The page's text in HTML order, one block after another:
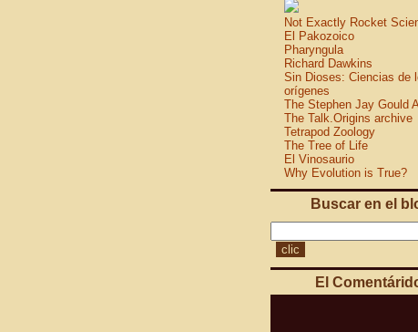
Not Exactly Rocket
El Pakozoico
Pharyngula
Richard Dawkins
Sin Dioses: Ciencias de
orígenes
The Stephen Jay Gould
The Talk.Origins archive
Tetrapod Zoology
The Tree of Life
El Vinosaurio
Why Evolution is True?
Buscar en el
El